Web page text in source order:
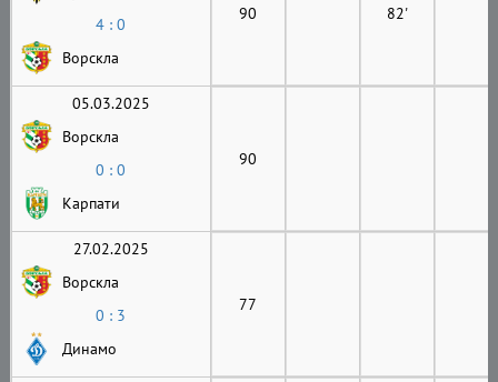
4 : 0
Ворскла
90 82'
05.03.2025
Ворскла
0 : 0
Карпати
90
27.02.2025
Ворскла
0 : 3
Динамо
77